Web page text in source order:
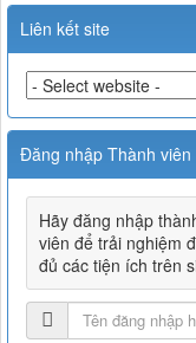
Liên kết site
Đăng nhập Thành viên
Hãy đăng nhập
viên để trải nghiệm
đủ các tiện ích trên